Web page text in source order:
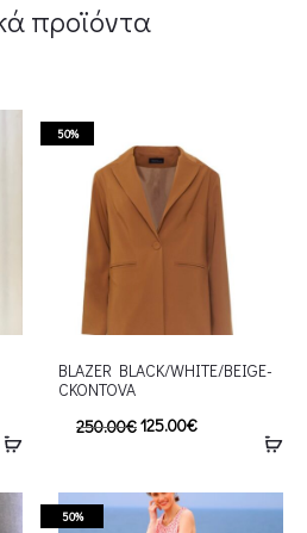
προϊόντα
50%
BLAZER BLACK/WHITE/BEIGE-
CKONTOVA
250.00€125.00€
50%